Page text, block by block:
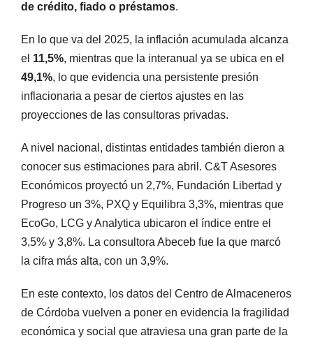
de crédito, fiado o préstamos.
En lo que va del 2025, la inflación acumulada alcanza
el 11,5%, mientras que la interanual ya se ubica en el
49,1%, lo que evidencia una persistente presión
inflacionaria a pesar de ciertos ajustes en las
proyecciones de las consultoras privadas.
A nivel nacional, distintas entidades también dieron a
conocer sus estimaciones para abril. C&T Asesores
Económicos proyectó un 2,7%, Fundación Libertad y
Progreso un 3%, PXQ y Equilibra 3,3%, mientras que
EcoGo, LCG y Analytica ubicaron el índice entre el
3,5% y 3,8%. La consultora Abeceb fue la que marcó
la cifra más alta, con un 3,9%.
En este contexto, los datos del Centro de Almaceneros
de Córdoba vuelven a poner en evidencia la fragilidad
económica y social que atraviesa una gran parte de la